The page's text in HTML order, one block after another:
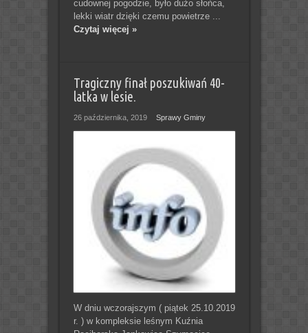
cudownej pogodzie, było dużo słońca,
lekki wiatr dzięki czemu powietrze ...
Czytaj więcej »
Tragiczny finał poszukiwań 40-
latka w lesie.
26 października, 2019 Sprawy Gminy
W dniu wczorajszym ( piątek 25.10.2019
r. ) w kompleksie leśnym Kuźnia